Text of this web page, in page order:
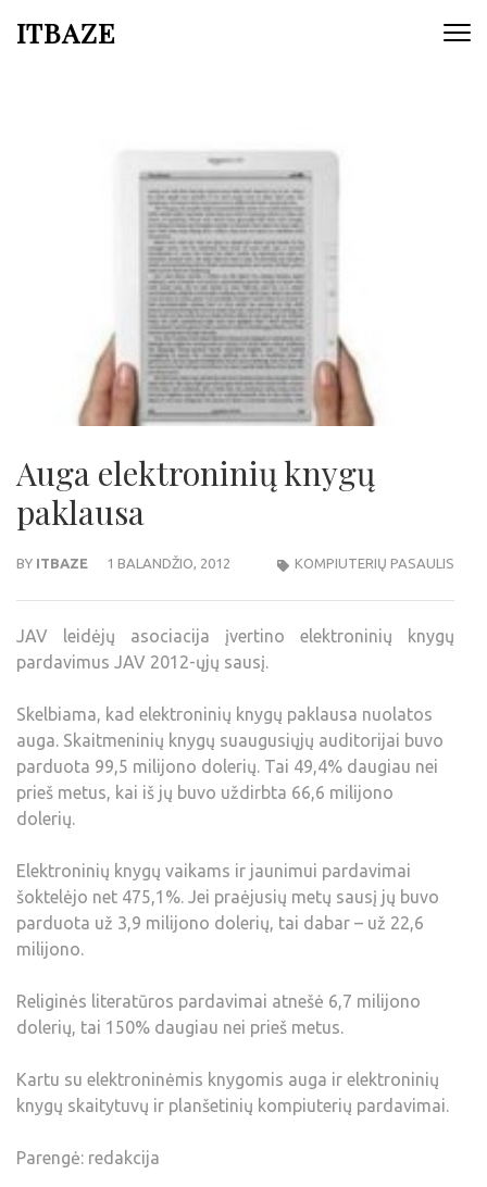
ITBAZE
Auga elektroninių knygų
paklausa
BY ITBAZE 1 BALANDŽIO, 2012 KOMPIUTERIŲ PASAULIS
JAV leidėjų asociacija įvertino elektroninių knygų
pardavimus JAV 2012-ųjų sausį.
Skelbiama, kad elektroninių knygų paklausa nuolatos
auga. Skaitmeninių knygų suaugusiųjų auditorijai buvo
parduota 99,5 milijono dolerių. Tai 49,4% daugiau nei
prieš metus, kai iš jų buvo uždirbta 66,6 milijono
dolerių.
Elektroninių knygų vaikams ir jaunimui pardavimai
šoktelėjo net 475,1%. Jei praėjusių metų sausį jų buvo
parduota už 3,9 milijono dolerių, tai dabar – už 22,6
milijono.
Religinės literatūros pardavimai atnešė 6,7 milijono
dolerių, tai 150% daugiau nei prieš metus.
Kartu su elektroninėmis knygomis auga ir elektroninių
knygų skaitytuvų ir planšetinių kompiuterių pardavimai.
Parengė: redakcija